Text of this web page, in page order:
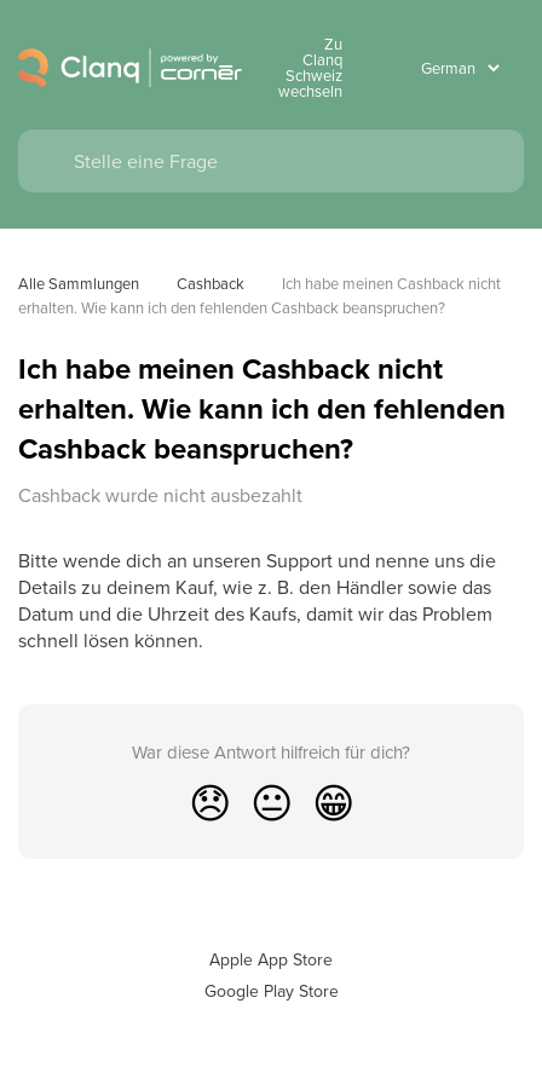
Zu
Clanq
Schweiz
wechseln
Alle Sammlungen Cashback
Ich habe meinen Cashback nicht
erhalten. Wie kann ich den fehlenden Cashback beanspruchen?
Ich habe meinen Cashback nicht
erhalten. Wie kann ich den fehlenden
Cashback beanspruchen?
Cashback wurde nicht ausbezahlt
Bitte wende dich an unseren Support und nenne uns die
Details zu deinem Kauf, wie z. B. den Händler sowie das
Datum und die Uhrzeit des Kaufs, damit wir das Problem
schnell lösen können.
War diese Antwort hilfreich für dich?
😞 😐 😁
Apple App Store
Google Play Store